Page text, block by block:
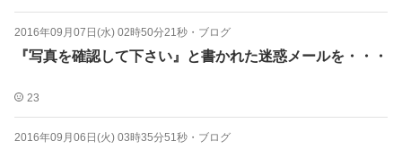
2016年09月07日(水) 02時50分21秒 ・ ブログ
『写真を確認して下さい』と書かれた迷惑メールを・・・
23
2016年09月06日(火) 03時35分51秒 ・ ブログ